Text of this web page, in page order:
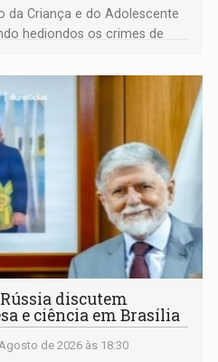
da Criança e do Adolescente
hediondos os crimes de
Rússia discutem
e ciência em Brasília
de 2026 às 18:30